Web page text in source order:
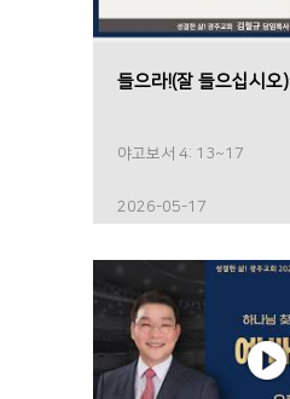
들으라!(잘 들으십시오)
야고보서 4: 13~17
2026-05-17